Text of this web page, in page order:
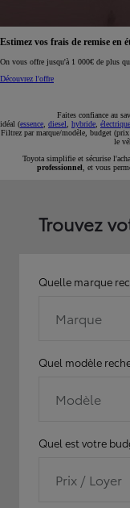
Réservez en ligne votre
Réservez en ligne
Faites confiance au
idéal (essence diesel hybride électrique
Filtrez par marque/modèle, budget
le
Toyota simplifie et sécurise
professionnel , et vous
Trouvez
Quelle marque
Marque
Quel modèle
Modèle
Quel est votre
Prix / Loyer